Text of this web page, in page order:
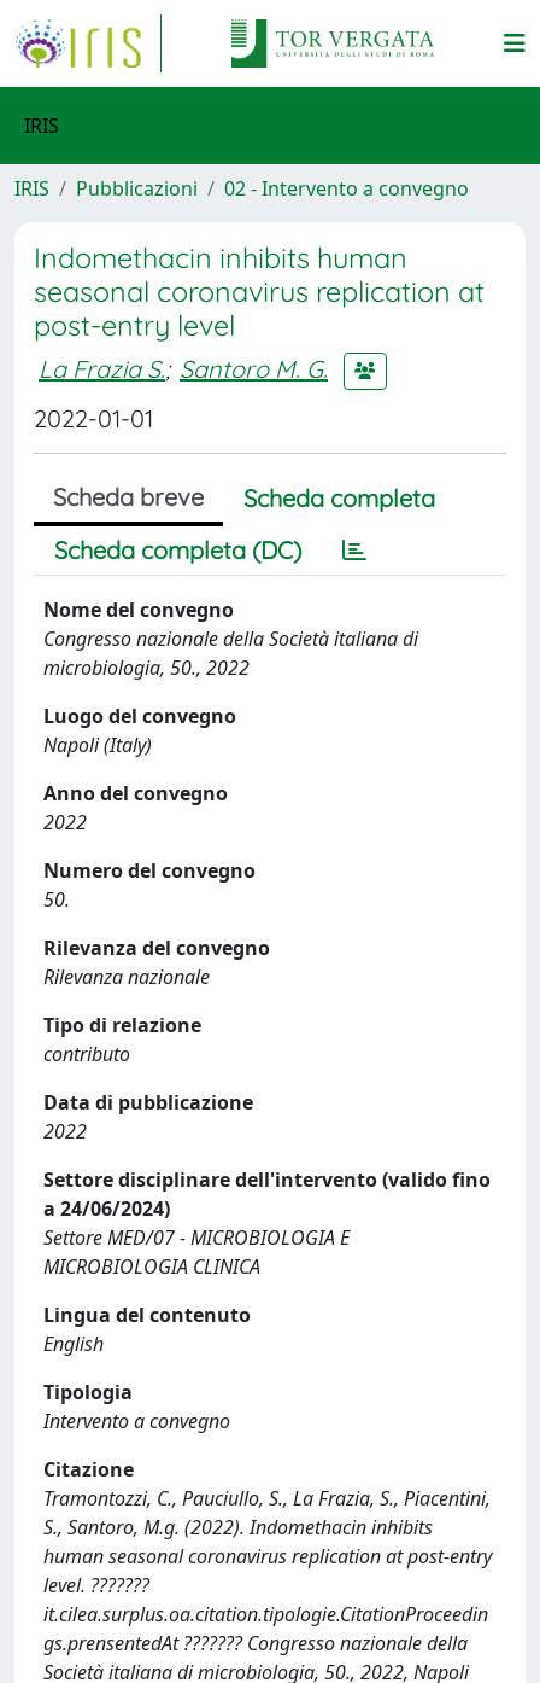
IRIS
IRIS Pubblicazioni 02 - Intervento a convegno
Indomethacin inhibits human
seasonal coronavirus replication at
post-entry level
La Frazia S.; Santoro M. G.
2022-01-01
Scheda breve
Scheda completa
Scheda completa (DC)
Nome del convegno
Congresso nazionale della Società italiana di
microbiologia, 50., 2022
Luogo del convegno
Napoli (Italy)
Anno del convegno
2022
Numero del convegno
50.
Rilevanza del convegno
Rilevanza nazionale
Tipo di relazione
contributo
Data di pubblicazione
2022
Settore disciplinare dell'intervento (valido fino
a 24/06/2024)
Settore MED/07 - MICROBIOLOGIA E
MICROBIOLOGIA CLINICA
Lingua del contenuto
English
Tipologia
Intervento a convegno
Citazione
Tramontozzi, C., Pauciullo, S., La Frazia, S., Piacentini,
S., Santoro, M.g. (2022). Indomethacin inhibits
human seasonal coronavirus replication at post-entry
level. ???????
it.cilea.surplus.oa.citation.tipologie.CitationProceedin
gs.prensentedAt ??????? Congresso nazionale della
Società italiana di microbiologia, 50., 2022, Napoli